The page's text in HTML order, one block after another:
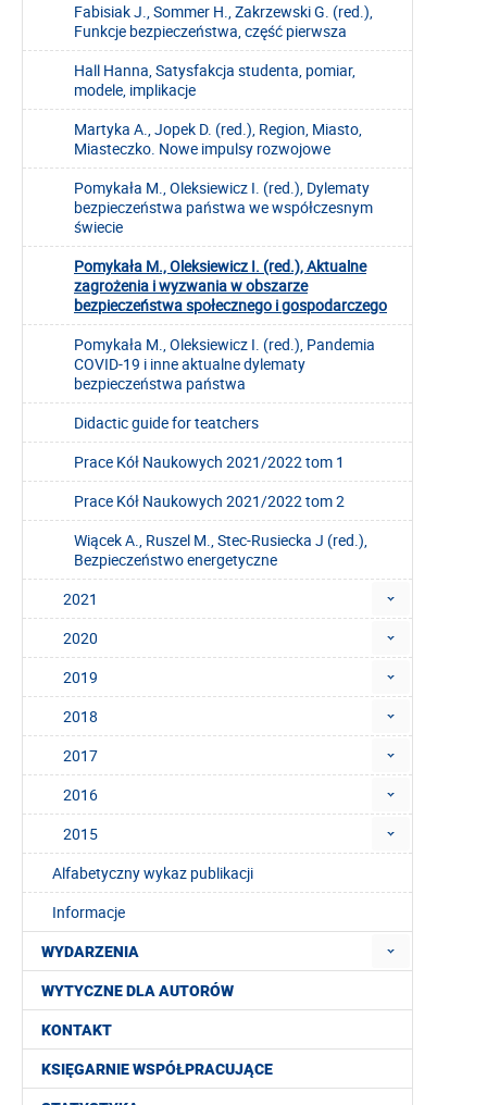
Fabisiak J., Sommer H., Zakrzewski G. (red.),
Funkcje bezpieczeństwa, część pierwsza
Hall Hanna, Satysfakcja studenta, pomiar,
modele, implikacje
Martyka A., Jopek D. (red.), Region, Miasto,
Miasteczko. Nowe impulsy rozwojowe
Pomykała M., Oleksiewicz I. (red.), Dylematy
bezpieczeństwa państwa we współczesnym
świecie
Pomykała M., Oleksiewicz I. (red.), Aktualne
zagrożenia i wyzwania w obszarze
bezpieczeństwa społecznego i gospodarczego
Pomykała M., Oleksiewicz I. (red.), Pandemia
COVID-19 i inne aktualne dylematy
bezpieczeństwa państwa
Didactic guide for teatchers
Prace Kół Naukowych 2021/2022 tom 1
Prace Kół Naukowych 2021/2022 tom 2
Wiącek A., Ruszel M., Stec-Rusiecka J (red.),
Bezpieczeństwo energetyczne
2021
2020
2019
2018
2017
2016
2015
Alfabetyczny wykaz publikacji
Informacje
WYDARZENIA
WYTYCZNE DLA AUTORÓW
KONTAKT
KSIĘGARNIE WSPÓŁPRACUJĄCE